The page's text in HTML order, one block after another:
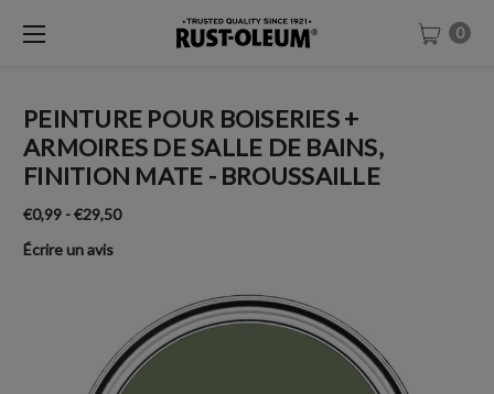
0
PEINTURE POUR BOISERIES +
ARMOIRES DE SALLE DE BAINS,
FINITION MATE - BROUSSAILLE
€0,99 - €29,50
Écrire un avis